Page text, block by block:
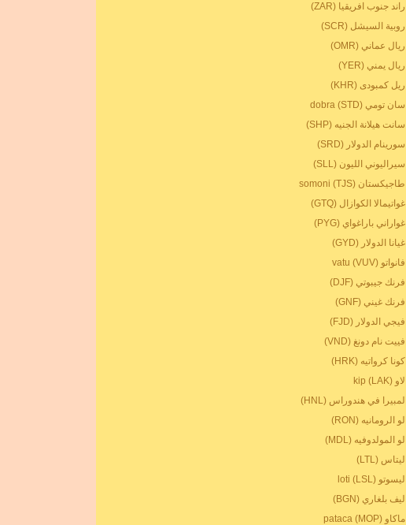
راند جنوب افريقيا (ZAR)
روبية السيشل (SCR)
ريال عماني (OMR)
ريال يمني (YER)
ريل كمبودى (KHR)
سان تومي dobra (STD)
سانت هيلانة الجنيه (SHP)
سورينام الدولار (SRD)
سيراليوني الليون (SLL)
طاجيكستان somoni (TJS)
غواتيمالا الكوازال (GTQ)
غواراني باراغواي (PYG)
غيانا الدولار (GYD)
فانواتو vatu (VUV)
فرنك جيبوتي (DJF)
فرنك غيني (GNF)
فيجي الدولار (FJD)
فييت نام دونغ (VND)
كونا كرواتيه (HRK)
لاو kip (LAK)
لمبيرا في هندوراس (HNL)
لو الرومانيه (RON)
لو المولدوفيه (MDL)
ليتاس (LTL)
ليسوتو loti (LSL)
ليف بلغاري (BGN)
ماكاو pataca (MOP)